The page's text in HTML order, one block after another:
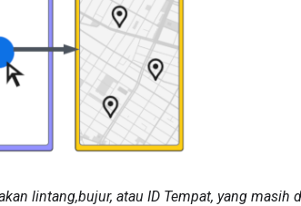
lintang,bujur, atau ID Tempat, yang masih